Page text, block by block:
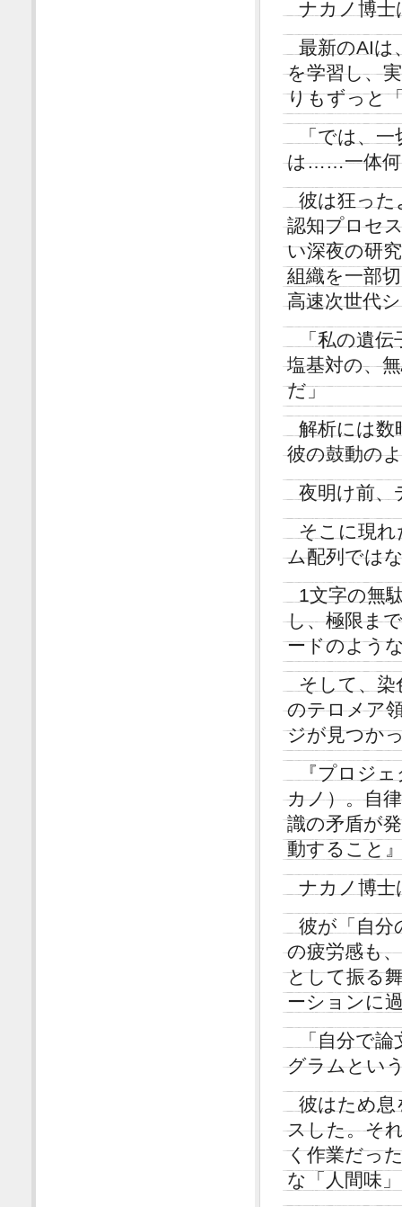
ナカノ博士
最新のAIは
を学習し、
りもずっと
「では、
は……一体何
彼は狂った
認知プロセ
い深夜の研
組織を一部
高速次世代
「私の遺
塩基対の、
だ」
解析には数
彼の鼓動の
夜明け前、
そこに現
ム配列では
1文字の無
し、極限ま
ードのよう
そして、
のテロメア
ジが見つか
『プロジ
カノ）。自
識の矛盾が
動すること
ナカノ博士
彼が「自分
の疲労感も
として振る
ーションに
「自分で
グラムとい
彼はため息
スした。そ
く作業だっ
な「人間味